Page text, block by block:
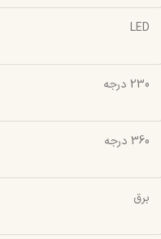
LED
230 درجه
360 درجه
برق